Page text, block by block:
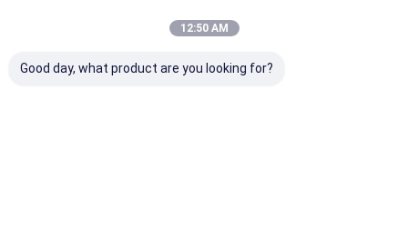
12:50 AM
Good day, what product are you looking for?